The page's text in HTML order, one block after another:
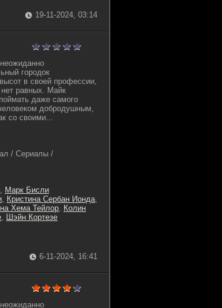
19-11-2024, 03:14
городок
в своей профессии,
равных. Майк
даже самого
добродушным,
со своими...
/ Сериалы /
, Марк Бисли
, Кристина Сербан Ионда,
Хема Тейлор, Колин
, Шэйн Кортезе
6-11-2024, 16:41